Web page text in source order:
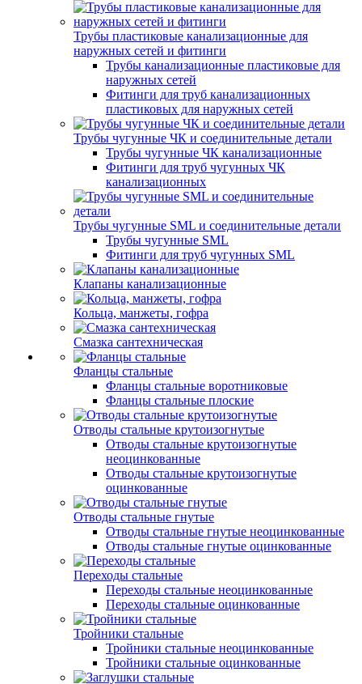
Трубы пластиковые канализационные для
наружных сетей и фитинги
Трубы канализационные пластиковые для
наружных сетей
Фитинги для труб канализационных
пластиковых для наружных сетей
Трубы чугунные ЧК и соединительные детали
Трубы чугунные ЧК канализационные
Фитинги для труб чугунных ЧК
канализационных
Трубы чугунные SML и соединительные детали
Трубы чугунные SML
Фитинги для труб чугунных SML
Клапаны канализационные
Кольца, манжеты, гофра
Смазка сантехническая
Фланцы стальные
Фланцы стальные воротниковые
Фланцы стальные плоские
Отводы стальные крутоизогнутые
Отводы стальные крутоизогнутые
неоцинкованные
Отводы стальные крутоизогнутые
оцинкованные
Отводы стальные гнутые
Отводы стальные гнутые неоцинкованные
Отводы стальные гнутые оцинкованные
Переходы стальные
Переходы стальные неоцинкованные
Переходы стальные оцинкованные
Тройники стальные
Тройники стальные неоцинкованные
Тройники стальные оцинкованные